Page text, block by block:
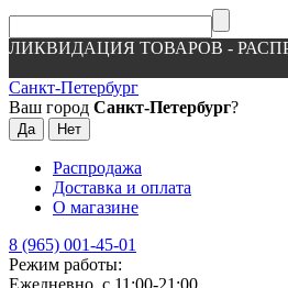
ЛИКВИДАЦИЯ ТОВАРОВ -
Санкт-Петербург
Ваш город Санкт-Петербург?
Распродажа
Доставка и оплата
О магазине
8 (965) 001-45-01
Режим работы:
Ежедневно, с 11:00-21:00